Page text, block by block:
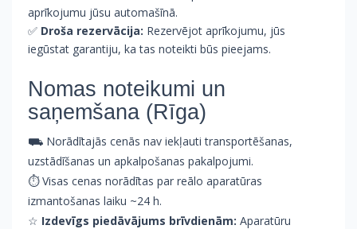
aprīkojumu jūsu automašīnā.
✅ Droša rezervācija: Rezervējot aprīkojumu, jūs
iegūstat garantiju, ka tas noteikti būs pieejams.
Nomas noteikumi un
saņemšana (Rīga)
⛟ Norādītajās cenās nav iekļauti transportēšanas,
uzstādīšanas un apkalpošanas pakalpojumi.
⏱ Visas cenas norādītas par reālo aparatūras
izmantošanas laiku ~24 h.
☆ Izdevīgs piedāvājums brīvdienām: Aparatūru